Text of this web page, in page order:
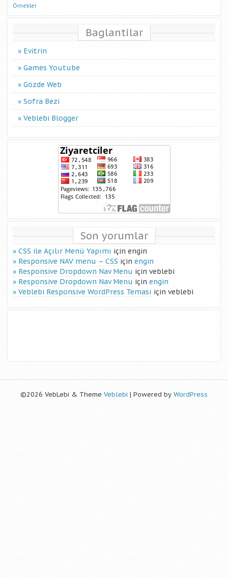
Örnekler
Baglantilar
Evitrin
Games Youtube
Gözde Web
Sofra Bezi
Veblebi Blogger
Son yorumlar
CSS ile Açılır Menü Yapımı için engin
Responsive NAV menu – CSS için engin
Responsive Dropdown Nav Menu için veblebi
Responsive Dropdown Nav Menu için engin
Veblebi Responsive WordPress Teması için veblebi
©2026 VebLebi & Theme Veblebi | Powered by WordPress